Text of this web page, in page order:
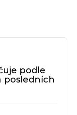
podle
posledních